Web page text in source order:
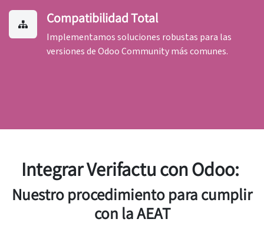
Compatibilidad Total
Implementamos soluciones robustas para las
versiones de Odoo Community más comunes.
Integrar Verifactu con Odoo:
Nuestro procedimiento para cumplir
con la AEAT